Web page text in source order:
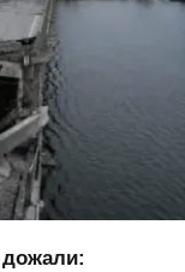
дожали: